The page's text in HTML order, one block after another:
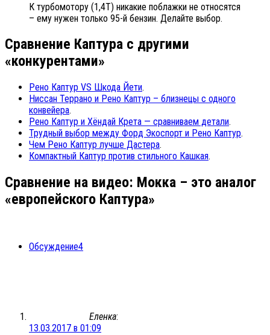
К турбомотору (1,4Т) никакие поблажки не относятся
– ему нужен только 95-й бензин. Делайте выбор.
Сравнение Каптура с другими
«конкурентами»
Рено Каптур VS Шкода Йети.
Ниссан Террано и Рено Каптур – близнецы с одного
конвейера.
Рено Каптур и Хёндай Крета — сравниваем детали.
Трудный выбор между Форд Экоспорт и Рено Каптур.
Чем Рено Каптур лучше Дастера.
Компактный Каптур против стильного Кашкая.
Сравнение на видео: Мокка – это аналог
«европейского Каптура»
Обсуждение4
Еленка:
13.03.2017 в 01:09